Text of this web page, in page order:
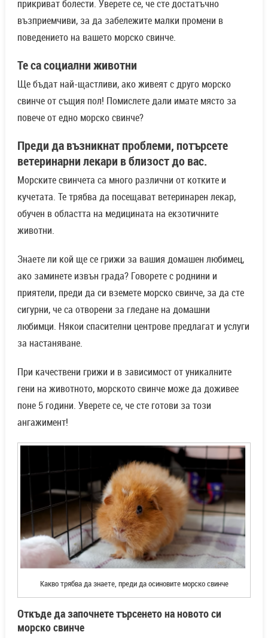
прикриват болести. Уверете се, че сте достатъчно
възприемчиви, за да забележите малки промени в
поведението на вашето морско свинче.
Те са социални животни
Ще бъдат най-щастливи, ако живеят с друго морско
свинче от същия пол! Помислете дали имате място за
повече от едно морско свинче?
Преди да възникнат проблеми, потърсете
ветеринарни лекари в близост до вас.
Морските свинчета са много различни от котките и
кучетата. Те трябва да посещават ветеринарен лекар,
обучен в областта на медицината на екзотичните
животни.
Знаете ли кой ще се грижи за вашия домашен любимец,
ако заминете извън града? Говорете с роднини и
приятели, преди да си вземете морско свинче, за да сте
сигурни, че са отворени за гледане на домашни
любимци. Някои спасителни центрове предлагат и услуги
за настаняване.
При качествени грижи и в зависимост от уникалните
гени на животното, морското свинче може да доживее
поне 5 години. Уверете се, че сте готови за този
ангажимент!
Какво трябва да знаете, преди да осиновите морско свинче
Откъде да започнете търсенето на новото си
морско свинче